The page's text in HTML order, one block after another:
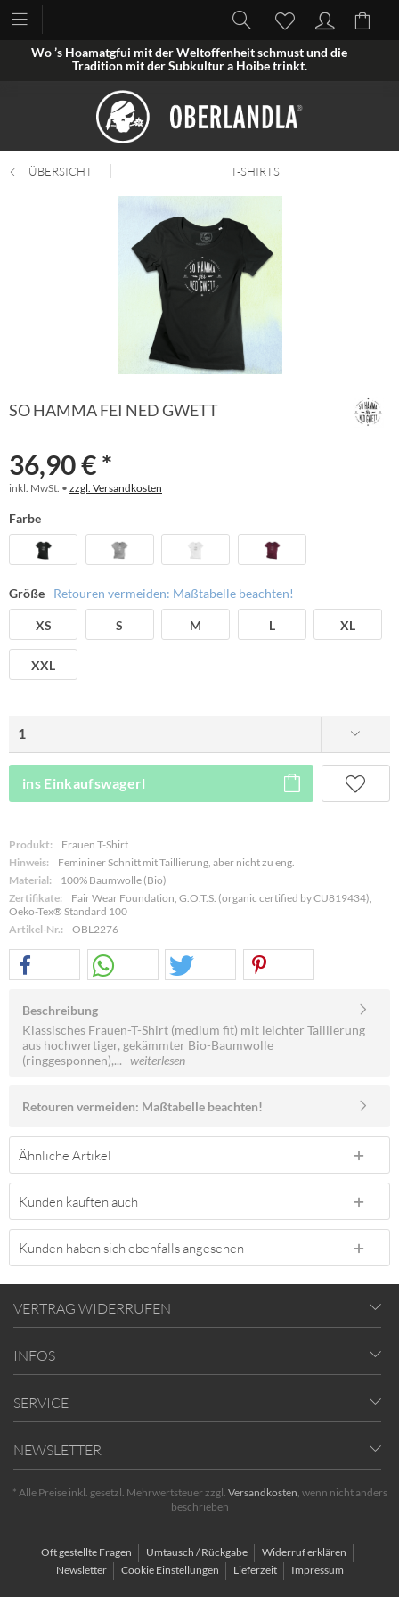
Wo ’s Hoamatgfui mit der Weltoffenheit schmust und die
Tradition mit der Subkultur a Hoibe trinkt.
ÜBERSICHT T-SHIRTS
SO HAMMA FEI NED GWETT
36,90 € *
inkl. MwSt. • zzgl. Versandkosten
Farbe
Größe Retouren vermeiden: Maßtabelle beachten!
XS S M L XL
XXL
ins Einkaufswagerl
Produkt:
Frauen T-Shirt
Hinweis:
Femininer Schnitt mit Taillierung, aber nicht zu eng.
Material:
100% Baumwolle (Bio)
Zertifikate:
Fair Wear Foundation, G.O.T.S. (organic certified by CU819434),
Oeko-Tex® Standard 100
Artikel-Nr.:
OBL2276
Beschreibung
Klassisches Frauen-T-Shirt (medium fit) mit leichter Taillierung
aus hochwertiger, gekämmter Bio-Baumwolle
(ringgesponnen),... weiterlesen
Retouren vermeiden: Maßtabelle beachten!
Ähnliche Artikel
Kunden kauften auch
Kunden haben sich ebenfalls angesehen
VERTRAG WIDERRUFEN
INFOS
SERVICE
NEWSLETTER
* Alle Preise inkl. gesetzl. Mehrwertsteuer zzgl. Versandkosten, wenn nicht anders
beschrieben
Oft gestellte Fragen Umtausch / Rückgabe
Widerruf erklären
Newsletter
Cookie Einstellungen Lieferzeit Impressum